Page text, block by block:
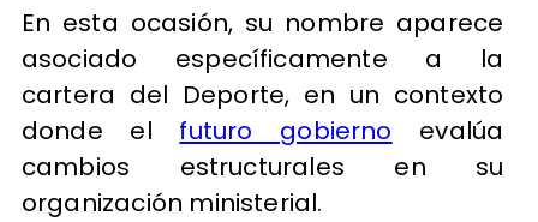
En esta ocasión, su nombre aparece
asociado específicamente a la
cartera del Deporte, en un contexto
donde el futuro gobierno evalúa
cambios estructurales en su
organización ministerial.